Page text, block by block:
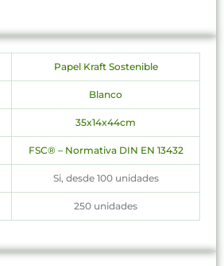
Papel Kraft Sostenible
Blanco
35x14x44cm
FSC® – Normativa DIN EN 13432
Si, desde 100 unidades
250 unidades